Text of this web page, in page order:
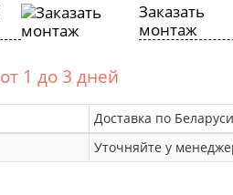
Заказать
монтаж
от 1 до 3 дней
Доставка по
Уточняйте у